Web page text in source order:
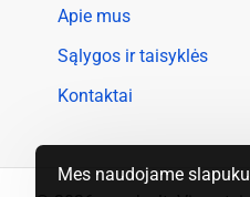
Mes naudojame
Apie mus
Sąlygos ir taisyklės
Kontaktai